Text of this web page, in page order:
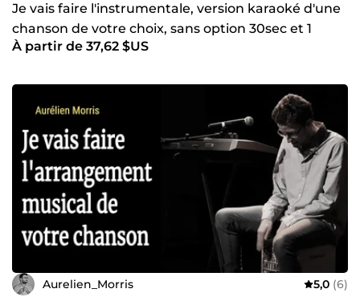
Je vais faire l'instrumentale, version karaoké d'une
chanson de votre choix, sans option 30sec et 1
instru
À partir de 37,62 $US
Aurelien_Morris 5,0 (6)